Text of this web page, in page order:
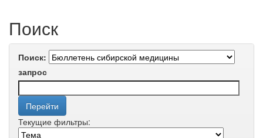
Поиск
Поиск:
запрос
Текущие фильтры: